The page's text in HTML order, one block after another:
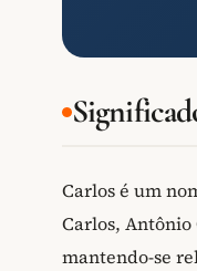
Carlos é um
Carlos, Antônio
mantendo-se